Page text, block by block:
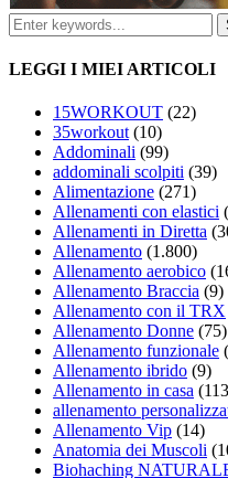
LEGGI I MIEI ARTICOLI
15WORKOUT (22)
35workout (10)
Addominali (99)
addominali scolpiti (39)
Alimentazione (271)
Allenamenti con elastici
Allenamenti in Diretta
Allenamento (1.800)
Allenamento aerobico
Allenamento Braccia (9)
Allenamento con il TRX
Allenamento Donne (75)
Allenamento funzionale
Allenamento ibrido (9)
Allenamento in casa
allenamento
Allenamento Vip (14)
Anatomia dei Muscoli
Biohaching